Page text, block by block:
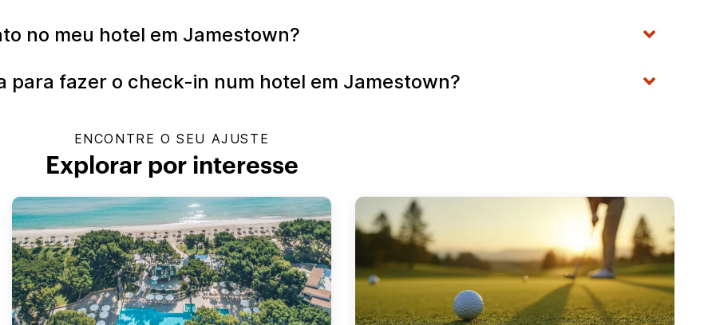
no meu hotel em Jamestown?
para fazer o check-in num hotel em Jamestown?
ENCONTRE O SEU AJUSTE
Explorar por interesse